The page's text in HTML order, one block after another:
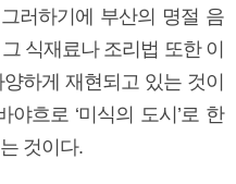
러하기에 부산의 명절 음
식재료나 조리법 또한 이
하게 재현되고 있는 것이
흐로 ‘미식의 도시’로 한
것이다.